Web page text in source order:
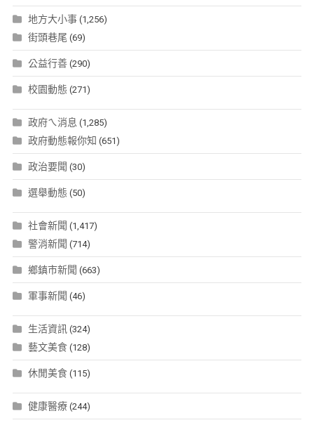
地方大小事(1,256)
街頭巷尾 (69)
公益行善(290)
校園動態 (271)
政府ㄟ消息 (1,285)
政府動態報你知 (651)
政治要聞 (30)
選舉動態 (50)
社會新聞 (1,417)
警消新聞 (714)
鄉鎮市新聞 (663)
軍事新聞 (46)
生活資訊(324)
藝文美食(128)
休閒美食(115)
健康醫療(244)